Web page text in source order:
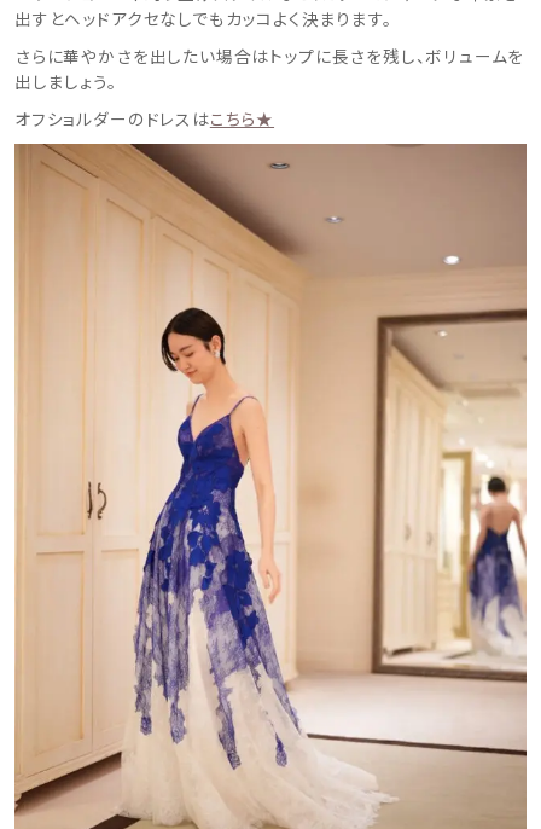
結婚式場を探す
ドレスブランド
スタイル別
フォトウエディング
神社結婚式 お問い合わせ
出すとヘッドアクセなしでもカッコよく決まります。
さらに華やかさを出したい場合はトップに長さを残し、ボリュームを
出しましょう。
オフショルダーのドレスはこちら★